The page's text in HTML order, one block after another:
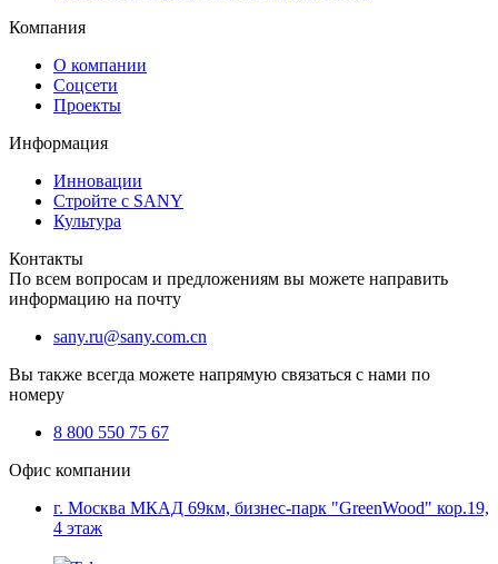
Компания
О компании
Соцсети
Проекты
Информация
Инновации
Стройте с SANY
Культура
Контакты
По всем вопросам и предложениям вы можете направить
информацию на почту
sany.ru@sany.com.cn
Вы также всегда можете напрямую связаться с нами по
номеру
8 800 550 75 67
Офис компании
г. Москва МКАД 69км, бизнес-парк "GreenWood" кор.19,
4 этаж